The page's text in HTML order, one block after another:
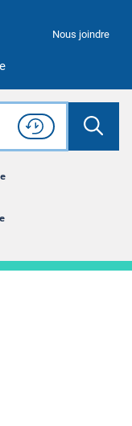
Nous joindre
dans tout le site
Lancer
Consulter l'
Historique
de recherche